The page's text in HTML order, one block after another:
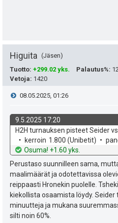
Higuita
Jäsen
Tuotto: +299.02 yks. Palautus%:
Vetoja: 1420
V
i
e
s
t
i
08.05.2025, 01:26
9.5.2025 17:20
k
h
H2H turnauksen pisteet Seider
kerroin 1.800 (Unibetit)
Osuma! +1.60 yks.
Perustaso suunnilleen sama,
maalimäärät ja odotettavissa
reippaasti Hronekin puolelle.
kiekollista osaamista löydy.
minuutteja ja mukana
silti noin 60%.